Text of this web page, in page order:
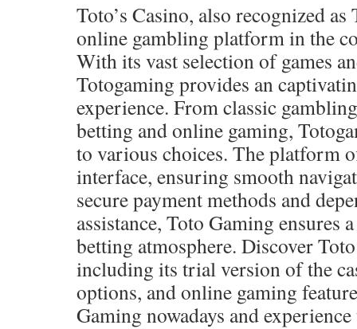
Toto’s Casino, also recognized
online gambling platform in the
With its vast selection of games
Totogaming provides an
experience. From classic
betting and online gaming,
to various choices. The platform
interface, ensuring smooth
secure payment methods and
assistance, Toto Gaming ensures
betting atmosphere. Discover
including its trial version of the
options, and online gaming
Gaming nowadays and